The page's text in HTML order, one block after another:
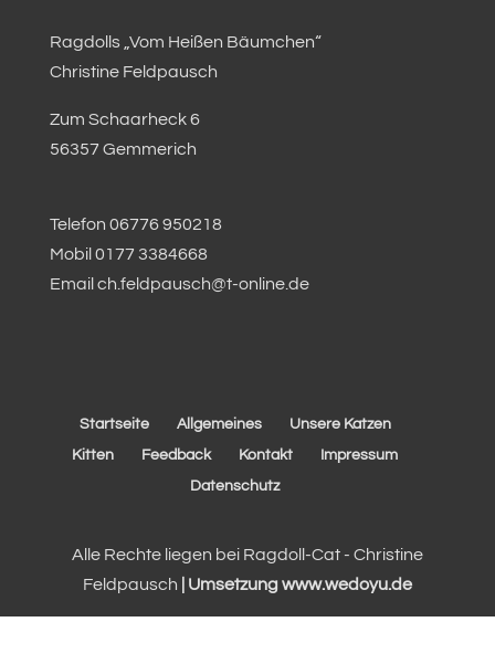
Ragdolls „Vom Heißen Bäumchen“
Christine Feldpausch
Zum Schaarheck 6
56357 Gemmerich
Telefon 06776 950218
Mobil 0177 3384668
Email ch.feldpausch@t-online.de
Startseite Allgemeines
Unsere Katzen
Kitten
Feedback Kontakt
Impressum
Datenschutz
Alle Rechte liegen bei Ragdoll-Cat - Christine
Feldpausch | Umsetzung www.wedoyu.de